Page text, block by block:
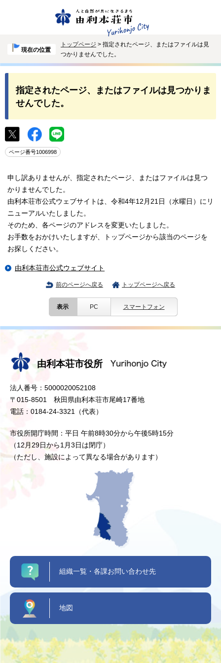
現在の位置
トップページ > 指定されたページ、またはファイルは見
つかりませんでした。
指定されたページ、またはファイルは見つかりま
せんでした。
ページ番号1006998
申し訳ありませんが、指定されたページ、またはファイルは見つ
かりませんでした。
由利本荘市公式ウェブサイトは、令和4年12月21日（水曜日）にリ
ニューアルいたしました。
そのため、各ページのアドレスを変更いたしました。
お手数をおかけいたしますが、トップページから該当のページを
お探しください。
由利本荘市公式ウェブサイト
前のページへ戻る トップページへ戻る
表示 PC スマートフォン
由利本荘市役所
法人番号：5000020052108
〒015-8501 秋田県由利本荘市尾崎17番地
電話：0184-24-3321（代表）
市役所開庁時間：平日 午前8時30分から午後5時15分
（12月29日から1月3日は閉庁）
（ただし、施設によって異なる場合があります）
組織一覧・各課お問い合わせ先
地図